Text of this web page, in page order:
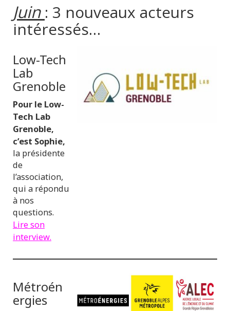
Juin : 3 nouveaux acteurs
intéressés…
Low-Tech
Lab
Grenoble
Pour le Low-
Tech Lab
Grenoble,
c’est Sophie,
la présidente
de
l’association,
qui a répondu
à nos
questions.
Lire son
interview.
Métroén
ergies